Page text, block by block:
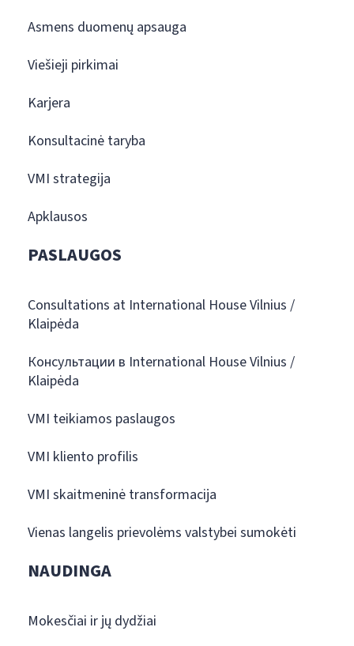
Asmens duomenų apsauga
Viešieji pirkimai
Karjera
Konsultacinė taryba
VMI strategija
Apklausos
PASLAUGOS
Consultations at International House Vilnius /
Klaipėda
Консультации в International House Vilnius /
Klaipėda
VMI teikiamos paslaugos
VMI kliento profilis
VMI skaitmeninė transformacija
Vienas langelis prievolėms valstybei sumokėti
NAUDINGA
Mokesčiai ir jų dydžiai